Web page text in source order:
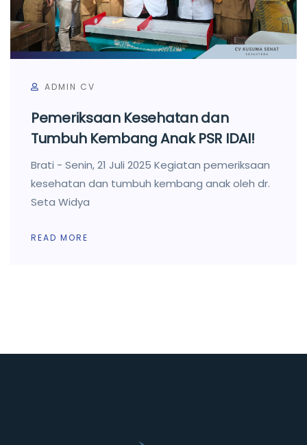
ADMIN CV
Pemeriksaan Kesehatan dan
Tumbuh Kembang Anak PSR IDAI!
Brati - Senin, 21 Juli 2025 Kegiatan pemeriksaan
kesehatan dan tumbuh kembang anak oleh dr.
Seta Widya
READ MORE